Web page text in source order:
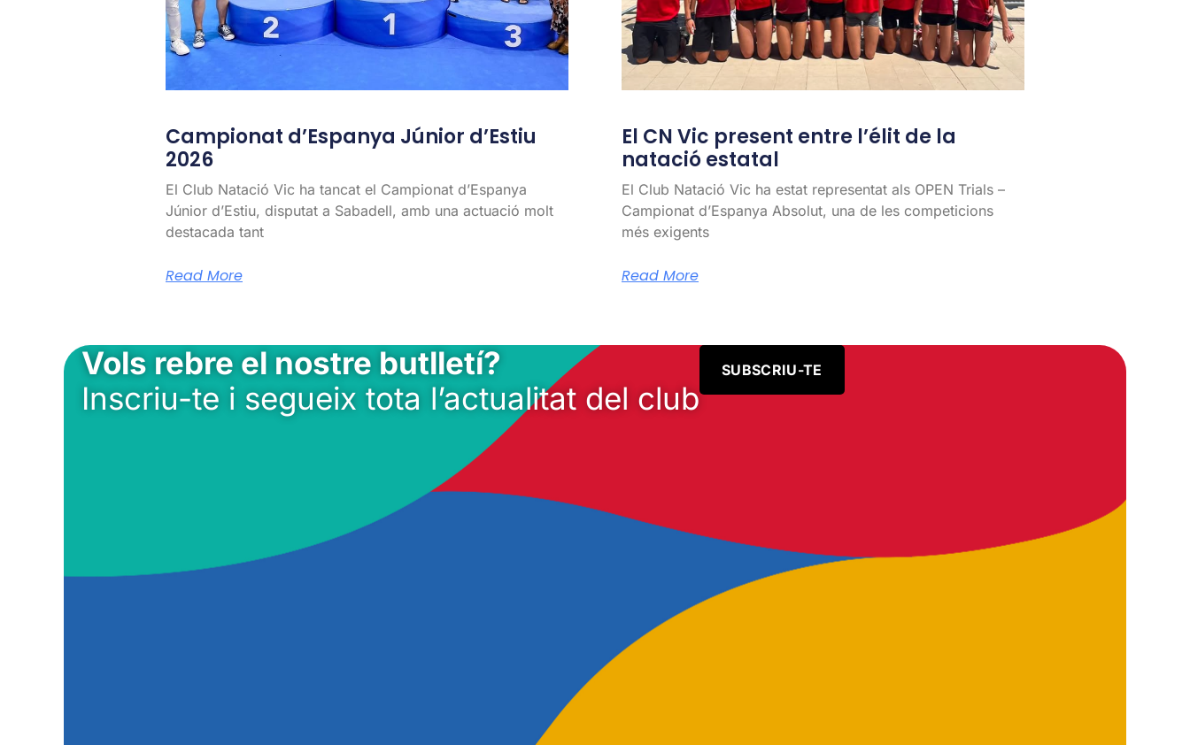
Campionat d’Espanya Júnior d’Estiu
2026
El Club Natació Vic ha tancat el Campionat d’Espanya
Júnior d’Estiu, disputat a Sabadell, amb una actuació molt
destacada tant
Read More
El CN Vic present entre l’élit de la
natació estatal
El Club Natació Vic ha estat representat als OPEN Trials –
Campionat d’Espanya Absolut, una de les competicions
més exigents
Read More
Vols rebre el nostre butlletí?
Inscriu-te i segueix tota l’actualitat del club
SUBSCRIU-TE